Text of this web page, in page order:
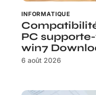
INFORMATIQUE
PC
win7
6 août 2026